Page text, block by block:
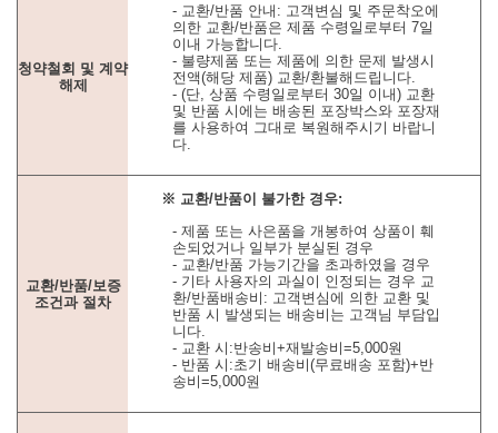
청약철회 및 계약
해제
- 교환/반품 안내: 고객변심 및 주문착오에
의한 교환/반품은 제품 수령일로부터 7일
이내 가능합니다.
- 불량제품 또는 제품에 의한 문제 발생시
전액(해당 제품) 교환/환불해드립니다.
- (단, 상품 수령일로부터 30일 이내) 교환
및 반품 시에는 배송된 포장박스와 포장재
를 사용하여 그대로 복원해주시기 바랍니
다.
교환/반품/보증
조건과 절차
※ 교환/반품이 불가한 경우:
- 제품 또는 사은품을 개봉하여 상품이 훼
손되었거나 일부가 분실된 경우
- 교환/반품 가능기간을 초과하였을 경우
- 기타 사용자의 과실이 인정되는 경우 교
환/반품배송비: 고객변심에 의한 교환 및
반품 시 발생되는 배송비는 고객님 부담입
니다.
- 교환 시:반송비+재발송비=5,000원
- 반품 시:초기 배송비(무료배송 포함)+반
송비=5,000원